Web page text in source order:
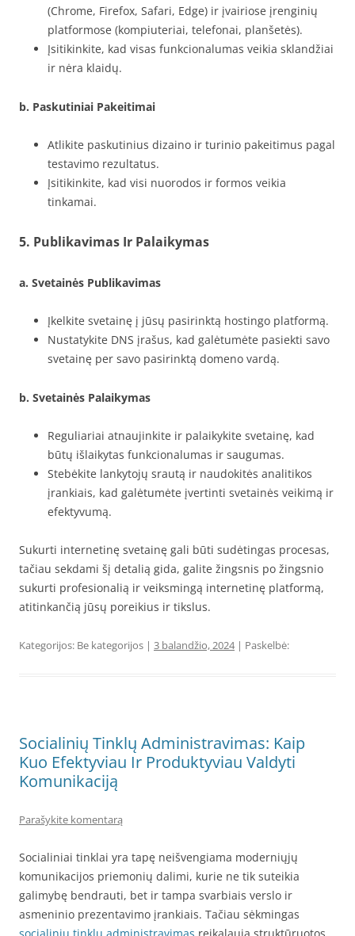
(Chrome, Firefox, Safari, Edge) ir įvairiose įrenginių
platformose (kompiuteriai, telefonai, planšetės).
Įsitikinkite, kad visas funkcionalumas veikia sklandžiai
ir nėra klaidų.
b. Paskutiniai Pakeitimai
Atlikite paskutinius dizaino ir turinio pakeitimus pagal
testavimo rezultatus.
Įsitikinkite, kad visi nuorodos ir formos veikia
tinkamai.
5. Publikavimas Ir Palaikymas
a. Svetainės Publikavimas
Įkelkite svetainę į jūsų pasirinktą hostingo platformą.
Nustatykite DNS įrašus, kad galėtumėte pasiekti savo
svetainę per savo pasirinktą domeno vardą.
b. Svetainės Palaikymas
Reguliariai atnaujinkite ir palaikykite svetainę, kad
būtų išlaikytas funkcionalumas ir saugumas.
Stebėkite lankytojų srautą ir naudokitės analitikos
įrankiais, kad galėtumėte įvertinti svetainės veikimą ir
efektyvumą.
Sukurti internetinę svetainę gali būti sudėtingas procesas,
tačiau sekdami šį detalią gida, galite žingsnis po žingsnio
sukurti profesionalią ir veiksmingą internetinę platformą,
atitinkančią jūsų poreikius ir tikslus.
Kategorijos: Be kategorijos | 3 balandžio, 2024 | Paskelbė:
Socialinių Tinklų Administravimas: Kaip
Kuo Efektyviau Ir Produktyviau Valdyti
Komunikaciją
Parašykite komentarą
Socialiniai tinklai yra tapę neišvengiama moderniųjų
komunikacijos priemonių dalimi, kurie ne tik suteikia
galimybę bendrauti, bet ir tampa svarbiais verslo ir
asmeninio prezentavimo įrankiais. Tačiau sėkmingas